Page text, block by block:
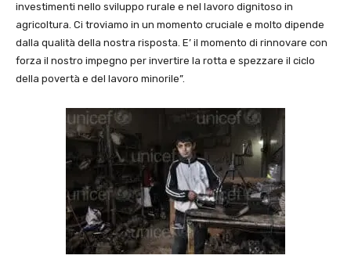
investimenti nello sviluppo rurale e nel lavoro dignitoso in
agricoltura. Ci troviamo in un momento cruciale e molto dipende
dalla qualità della nostra risposta. E’ il momento di rinnovare con
forza il nostro impegno per invertire la rotta e spezzare il ciclo
della povertà e del lavoro minorile”.